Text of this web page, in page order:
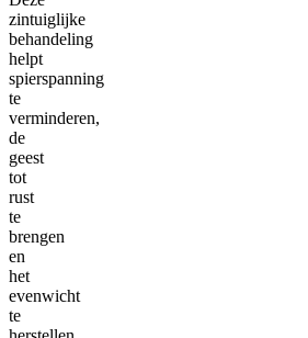
zintuiglijke
behandeling
helpt
spierspanning
te
verminderen,
de
geest
tot
rust
te
brengen
en
het
evenwicht
te